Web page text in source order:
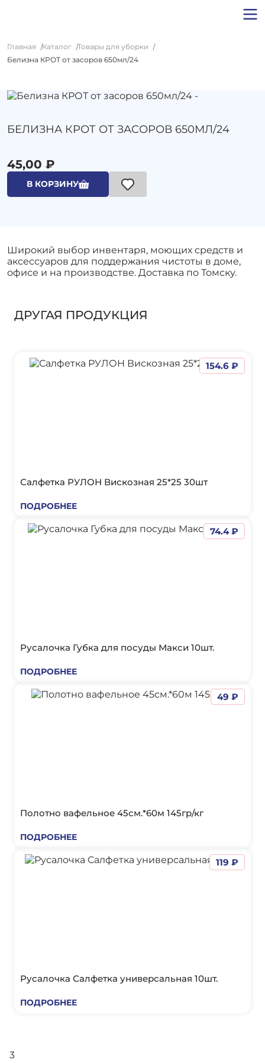
Главная Каталог
Товары для уборки
Белизна КРОТ от засоров 650мл/24
БЕЛИЗНА КРОТ ОТ ЗАСОРОВ 650МЛ/24
45,00 ₽
В КОРЗИНУ
Широкий выбор инвентаря, моющих средств и
аксессуаров для поддержания чистоты в доме,
офисе и на производстве. Доставка по Томску.
ДРУГАЯ ПРОДУКЦИЯ
Салфетка РУЛОН Вискозная 25*25 30шт
ПОДРОБНЕЕ
154.6 ₽
Русалочка Губка для посуды Макси 10шт.
ПОДРОБНЕЕ
74.4 ₽
Полотно вафельное 45см.*60м 145гр/кг
ПОДРОБНЕЕ
49 ₽
Русалочка Салфетка универсальная 10шт.
ПОДРОБНЕЕ
119 ₽
3